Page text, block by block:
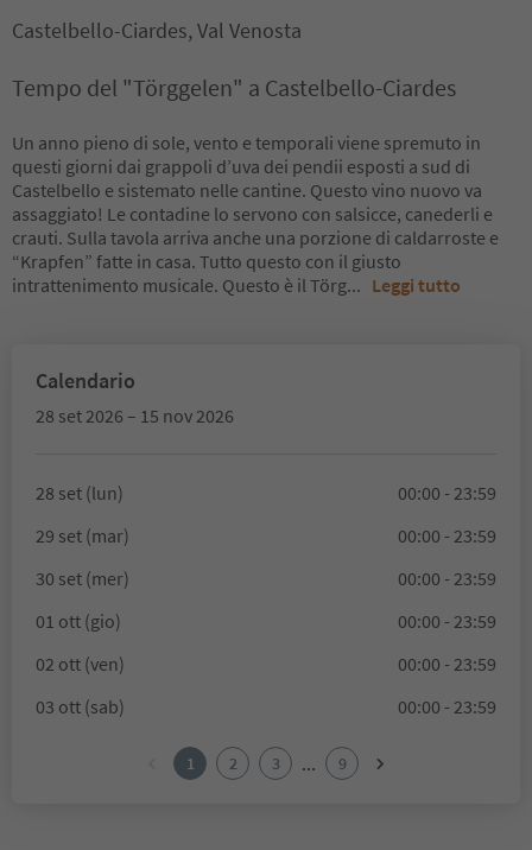
Castelbello-Ciardes, Val Venosta
Tempo del "Törggelen" a Castelbello-Ciardes
Un anno pieno di sole, vento e temporali viene spremuto in
questi giorni dai grappoli d’uva dei pendii esposti a sud di
Castelbello e sistemato nelle cantine. Questo vino nuovo va
assaggiato! Le contadine lo servono con salsicce, canederli e
crauti. Sulla tavola arriva anche una porzione di caldarroste e
“Krapfen” fatte in casa. Tutto questo con il giusto
intrattenimento musicale. Questo è il Törg... Leggi tutto
Calendario
28 set 2026 – 15 nov 2026
28 set (lun)
00:00 - 23:59
29 set (mar)
00:00 - 23:59
30 set (mer)
00:00 - 23:59
01 ott (gio)
00:00 - 23:59
02 ott (ven)
00:00 - 23:59
03 ott (sab)
00:00 - 23:59
1 2 3 ... 9